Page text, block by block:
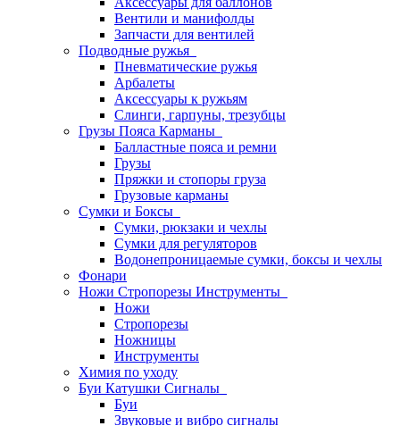
Вентили и манифолды
Запчасти для вентилей
Подводные ружья
Пневматические ружья
Арбалеты
Аксессуары к ружьям
Слинги, гарпуны, трезубцы
Грузы Пояса Карманы
Балластные пояса и ремни
Грузы
Пряжки и стопоры груза
Грузовые карманы
Сумки и Боксы
Сумки, рюкзаки и чехлы
Сумки для регуляторов
Водонепроницаемые сумки, боксы и чехлы
Фонари
Ножи Стропорезы Инструменты
Ножи
Стропорезы
Ножницы
Инструменты
Химия по уходу
Буи Катушки Сигналы
Буи
Звуковые и вибро сигналы